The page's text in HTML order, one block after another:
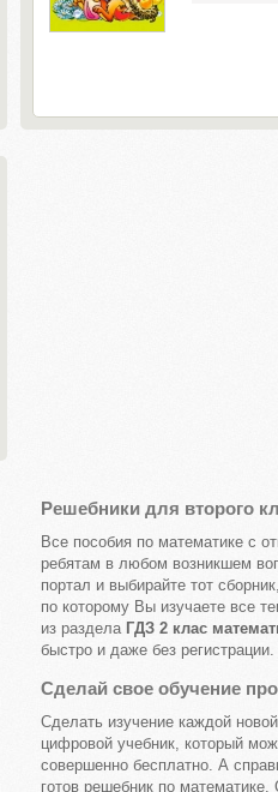
Решебники для второго
Все пособия по математике с
ребятам в любом возникшем
портал и выбирайте тот
по которому Вы изучаете все
из раздела ГДЗ 2 клас
быстро и даже без регистрации.
Сделай свое обучение
Сделать изучение каждой
цифровой учебник, который
совершенно бесплатно. А
готов решебник по